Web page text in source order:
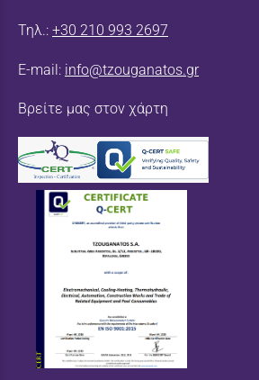
Τηλ.: +30 210 993 2697
E-mail: info@tzouganatos.gr
Βρείτε μας στον χάρτη